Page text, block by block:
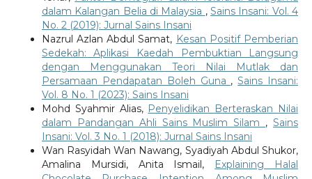
dalam Kalangan Belia di Malaysia ,Sains Insani: Vol. 4
No. 2 (2019): Jurnal Sains Insani
Nazrul Azlan Abdul Samat, Kesan Positif Pemberian
Sedekah: Aplikasi Kaedah Pembuktian Langsung
dengan Menggunakan Teori Nilai Mutlak dan
Persamaan Pendapatan Boleh Guna ,Sains Insani:
Vol. 8 No. 1 (2023): Sains Insani
Mohd Syahmir Alias, Penyelidikan Berteraskan Nilai
dalam Pandangan Ahli Sains Muslim Silam ,Sains
Insani: Vol. 3 No. 1 (2018): Jurnal Sains Insani
Wan Rasyidah Wan Nawang, Syadiyah Abdul Shukor,
Amalina Mursidi, Anita Ismail, Explaining Halal